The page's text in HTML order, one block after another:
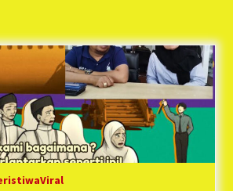
Hadir dalam Setiap Langkah Dikha, Penari
Farming yang Viral Ternyata Anak
PNM Mekaar
tahun ago
Kacau Banget, Karena Kecewa Tak Dapat
yang Sesuai, Para Peserta Retret
Desa Kabupaten Bekasi Pulang duluan
Waktunya
tahun ago
Viral